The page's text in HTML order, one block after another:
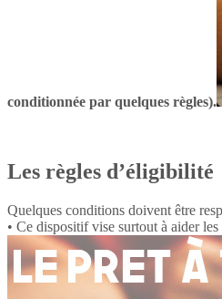
conditionnée par quelques règles).
Les règles d’éligibilité
Quelques conditions doivent être
• Ce dispositif vise surtout à aider